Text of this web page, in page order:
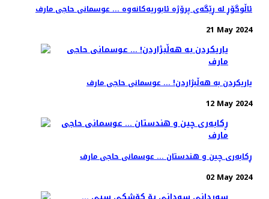
ئاڵوگۆڕ لە ڕێگەی پرۆژە ئابوریەکانەوە ... عوسمانی حاجی مارف
21 May 2024
یاریکردن بە هەڵبژاردن! ... عوسمانی حاجی مارف
12 May 2024
ڕکابەری چین و هندستان ... عوسمانی حاجی مارف
02 May 2024